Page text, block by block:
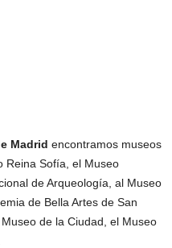
Madrid encontramos museos
Reina Sofía, el Museo
de Arqueología, al Museo
de Bella Artes de San
de la Ciudad, el Museo